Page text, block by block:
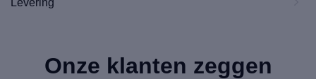
Onze klanten zeggen